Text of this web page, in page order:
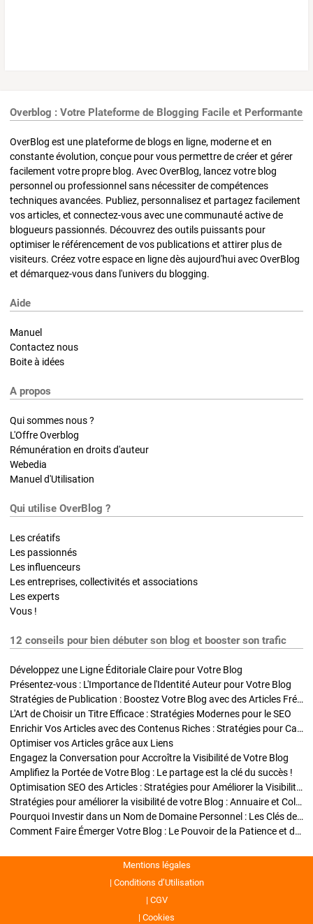
Overblog : Votre Plateforme de Blogging Facile et Performante
OverBlog est une plateforme de blogs en ligne, moderne et en
constante évolution, conçue pour vous permettre de créer et gérer
facilement votre propre blog. Avec OverBlog, lancez votre blog
personnel ou professionnel sans nécessiter de compétences
techniques avancées. Publiez, personnalisez et partagez facilement
vos articles, et connectez-vous avec une communauté active de
blogueurs passionnés. Découvrez des outils puissants pour
optimiser le référencement de vos publications et attirer plus de
visiteurs. Créez votre espace en ligne dès aujourd'hui avec OverBlog
et démarquez-vous dans l'univers du blogging.
Aide
Manuel
Contactez nous
Boite à idées
A propos
Qui sommes nous ?
L'Offre Overblog
Rémunération en droits d'auteur
Webedia
Manuel d'Utilisation
Qui utilise OverBlog ?
Les créatifs
Les passionnés
Les influenceurs
Les entreprises, collectivités et associations
Les experts
Vous !
12 conseils pour bien débuter son blog et booster son trafic
Développez une Ligne Éditoriale Claire pour Votre Blog
Présentez-vous : L'Importance de l'Identité Auteur pour Votre Blog
Stratégies de Publication : Boostez Votre Blog avec des Articles Fréquents et Exclusifs
L'Art de Choisir un Titre Efficace : Stratégies Modernes pour le SEO
Enrichir Vos Articles avec des Contenus Riches : Stratégies pour Captiver et Optimiser
Optimiser vos Articles grâce aux Liens
Engagez la Conversation pour Accroître la Visibilité de Votre Blog
Amplifiez la Portée de Votre Blog : Le partage est la clé du succès !
Optimisation SEO des Articles : Stratégies pour Améliorer la Visibilité de Votre Blog
Stratégies pour améliorer la visibilité de votre Blog : Annuaire et Collaborations
Pourquoi Investir dans un Nom de Domaine Personnel : Les Clés de la Réussite de Votre Blog
Comment Faire Émerger Votre Blog : Le Pouvoir de la Patience et de la Persévérance
Mentions légales
Conditions d’Utilisation
CGV
Cookies